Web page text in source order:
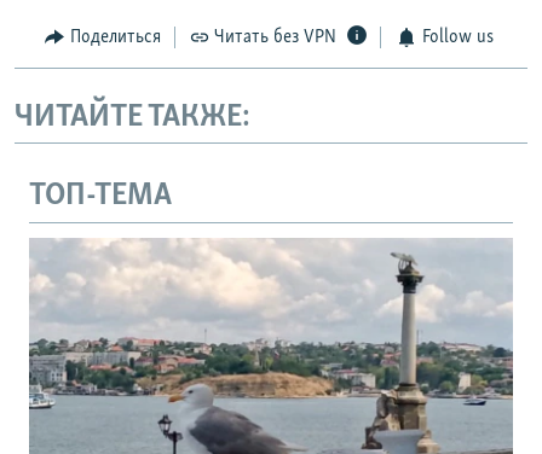
Поделиться Читать без VPN Follow us
ЧИТАЙТЕ ТАКЖЕ:
ТОП-ТЕМА